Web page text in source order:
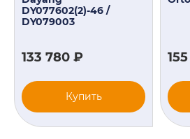
DY077602(2)-46 /
DY079003
133 780 ₽
Купить